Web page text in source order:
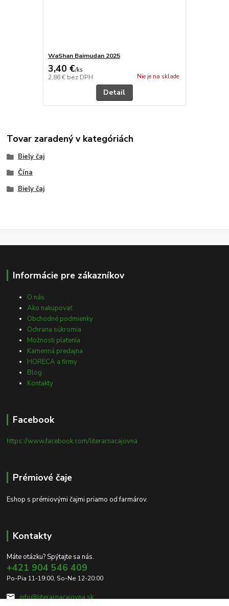
WaShan Baimudan 2025
3,40 €/ks
2,86 € bez DPH Nie je na sklade
Detail
Tovar zaradený v kategóriách
Biely čaj
Čína
Biely čaj
Informácie pre zákazníkov
O nás
Ako nakupovať
Obchodné podmienky
Ochrana súkromia
Možnosti platenia
Kamenná predajna
HORECA a firmy
Blog
Kontakty
Facebook
https://www.facebook.com/literarnacajovna
Prémiové čaje
Eshop s prémiovými čajmi priamo od farmárov.
Kontakty
Máte otázku? Spýtajte sa nás.
+421 904 546 409
Po-Pia 11-19:00, So-Ne 12-20:00
info@literarnacajovna.sk